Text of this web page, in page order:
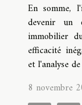
En somme,
devenir un
immobilier
efficacité
et l'analyse
8 novembre